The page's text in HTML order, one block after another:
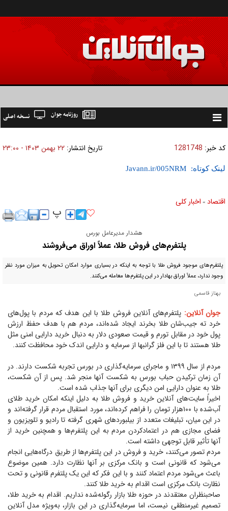
Toggle
نسخه اصلی روزنامه جوان
کد خبر: 1281748 تاریخ انتشار: ۲۲ بهمن ۱۴۰۳ - ۲۳:۰۰
لینک کوتاه:
اقتصاد » اخبار کلی
هشدار مدیرعامل بورس
پلتفرم‌های فروش طلا، عملاً اوراق می‌فروشند
پلتفرم‌های موجود فروش طلا با توجه به اینکه در بسیاری موارد امکان تحویل به میزان مورد نظر
وجود ندارد، عملاً اوراق بهادار در این پلتفرم‌ها معامله می‌کنند.
بهناز قاسمی
جوان آنلاین: پلتفرم‌های آنلاین فروش طلا با این هدف که مردم با پول‌های
خرد ته جیب‌شان طلا بخرند ایجاد شده‌اند، مردم هم با هدف حفظ ارزش
پول خود در مقابل تورم و قیمت صعودی دلار به دنبال خرید دارایی امنی مثل
طلا هستند تا با این فلز گرانبها از سرمایه و دارایی اندک خود محافظت کنند.
مردم از سال ۱۳۹۹ و ماجرای سرمایه‌گذاری در بورس تجربه شکست دارند. در
آن زمان ترکیدن حباب بورس به شکست آنها منجر شد. پس از آن شکست،
طلا به عنوان دارایی امن دیگری برای آنها جذاب شده است.
اخیراً سایت‌های آنلاین خرید و فروش طلا به دلیل اینکه امکان خرید طلای
آب‌شده با ۱۰۰هزار تومان را فراهم کرده‌اند، مورد استقبال مردم قرار گرفته‌اند و
در این میان، تبلیغات متعدد از بیلبورد‌های شهری گرفته تا رادیو و تلویزیون و
فضای مجازی هم در اعتمادکردن مردم به این پلتفرم‌ها و همچنین خرید از
آنها تأثیر قابل توجهی داشته است.
مردم تصور می‌کنند، خرید و فروش در این پلتفرم‌ها از طریق درگاه‌هایی انجام
می‌شود که قانونی است و بانک مرکزی بر آنها نظارت دارد. همین موضوع
باعث می‌شود مردم اعتماد کنند و با این فکر که این یک پلتفرم قانونی و تحت
نظارت بانک مرکزی است اقدام به خرید طلا کنند.
صاحبنظران معتقدند در حوزه طلا بازار رگوله‌شده نداریم. اقدام به خرید طلا،
تصمیم غیرمنطقی نیست، اما سرمایه‌گذاری در این بازار، به‌ویژه مدل آنلاین